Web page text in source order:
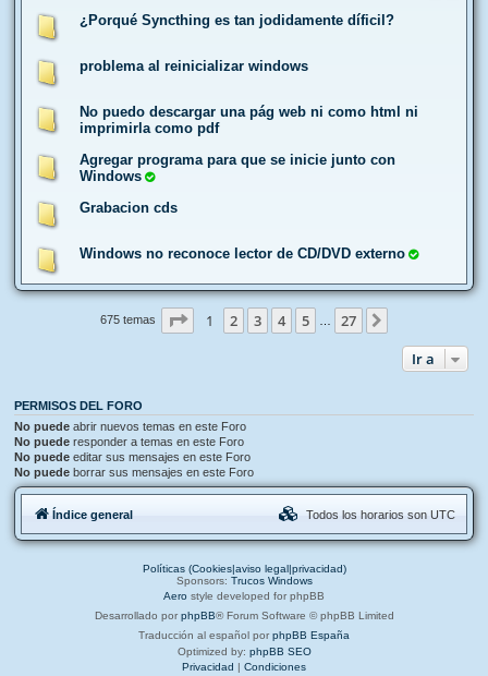
¿Porqué Syncthing es tan jodidamente díficil?
problema al reinicializar windows
No puedo descargar una pág web ni como html ni
imprimirla como pdf
Agregar programa para que se inicie junto con
Windows
Grabacion cds
Windows no reconoce lector de CD/DVD externo
675 temas Página de 27
1 2 3 4 5 27
Ir a
PERMISOS DEL FORO
No puede abrir nuevos temas en este Foro
No puede responder a temas en este Foro
No puede editar sus mensajes en este Foro
No puede borrar sus mensajes en este Foro
Índice general Todos los horarios son UTC
Políticas (Cookies|aviso legal|privacidad)
Sponsors: Trucos Windows
Aero style developed for phpBB
Desarrollado por phpBB® Forum Software © phpBB Limited
Traducción al español por phpBB España
Optimized by: phpBB SEO
Privacidad | Condiciones